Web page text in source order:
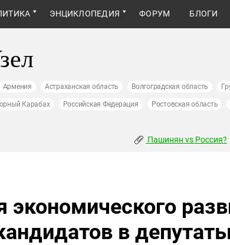
ЭНЦИКЛОПЕДИЯ ФОРУМ БЛОГИ
Армения Астраханская область Волгоградская область
Карабах Российская Федерация Ростовская область
Пашинян vs Россия?
экономического
в